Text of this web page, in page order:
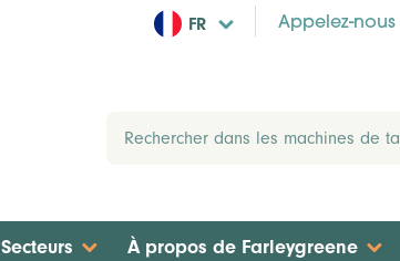
FR Appelez-nous
Secteurs À propos de Farleygreene